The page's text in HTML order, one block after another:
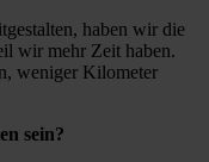
haben wir die
wir mehr Zeit haben.
weniger Kilometer
sein?